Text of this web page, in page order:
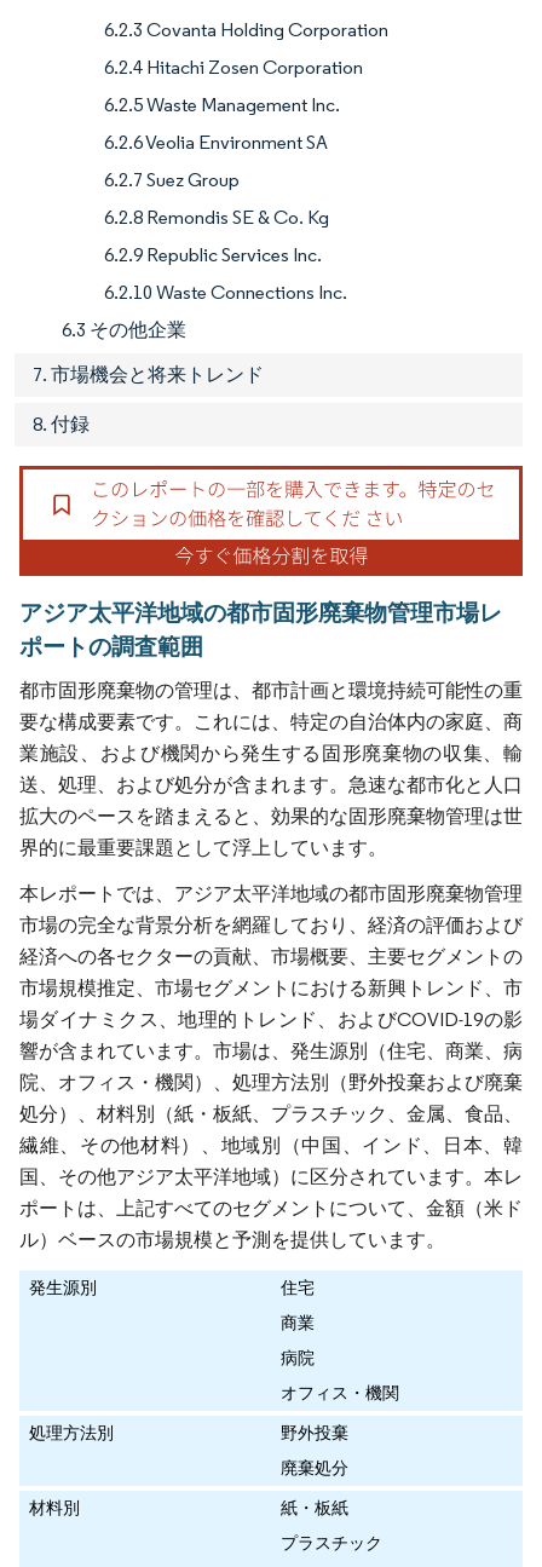
6.2.3 Covanta Holding Corporation
6.2.4 Hitachi Zosen Corporation
6.2.5 Waste Management Inc.
6.2.6 Veolia Environment SA
6.2.7 Suez Group
6.2.8 Remondis SE & Co. Kg
6.2.9 Republic Services Inc.
6.2.10 Waste Connections Inc.
6.3 その他企業
7. 市場機会と将来トレンド
8. 付録
アジア太平洋地域の都市固形廃棄物管理市場レ
ポートの調査範囲
都市固形廃棄物の管理は、都市計画と環境持続可能性の重
要な構成要素です。これには、特定の自治体内の家庭、商
業施設、および機関から発生する固形廃棄物の収集、輸
送、処理、および処分が含まれます。急速な都市化と人口
拡大のペースを踏まえると、効果的な固形廃棄物管理は世
界的に最重要課題として浮上しています。
本レポートでは、アジア太平洋地域の都市固形廃棄物管理
市場の完全な背景分析を網羅しており、経済の評価および
経済への各セクターの貢献、市場概要、主要セグメントの
市場規模推定、市場セグメントにおける新興トレンド、市
場ダイナミクス、地理的トレンド、およびCOVID-19の影
響が含まれています。市場は、発生源別（住宅、商業、病
院、オフィス・機関）、処理方法別（野外投棄および廃棄
処分）、材料別（紙・板紙、プラスチック、金属、食品、
繊維、その他材料）、地域別（中国、インド、日本、韓
国、その他アジア太平洋地域）に区分されています。本レ
ポートは、上記すべてのセグメントについて、金額（米ド
ル）ベースの市場規模と予測を提供しています。
発生源別
住宅
商業
病院
オフィス・機関
処理方法別
野外投棄
廃棄処分
材料別
紙・板紙
プラスチック